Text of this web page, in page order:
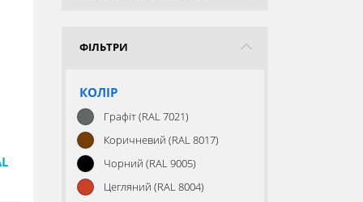
ФІЛЬТРИ
КОЛІР
Графіт (RAL 7021)
Коричневий (RAL 8017)
Чорний (RAL 9005)
Цегляний (RAL 8004)